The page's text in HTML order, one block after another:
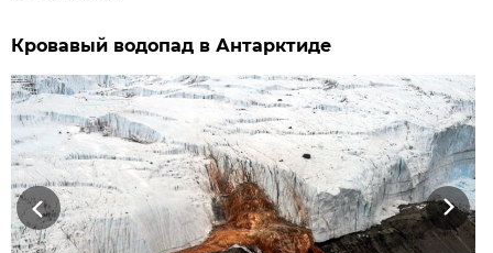
Кровавый водопад в Антарктиде
Previous Next